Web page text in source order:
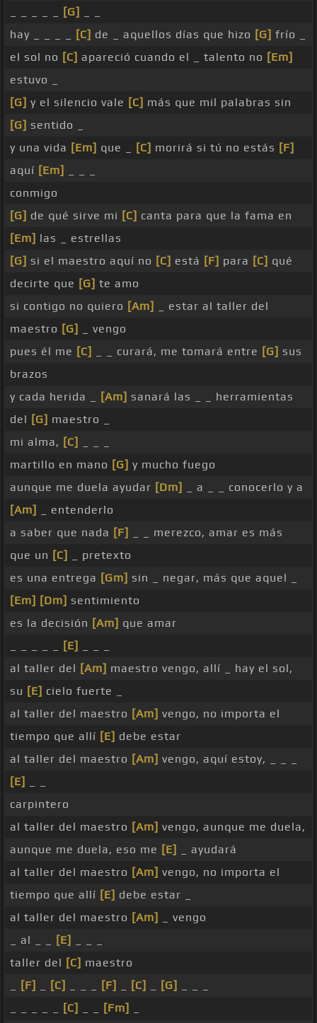
[G]
hay _ _ _ _
[C] de _ aquellos días que hizo [G] frío _
el sol no [C] apareció cuando el _ talento no [Em]
estuvo _
[G] y el silencio vale [C] más que mil palabras sin
[G] sentido _
y una vida [Em] que _ [C] morirá si tú no estás [F]
aquí [Em]
conmigo
[G] de qué sirve mi [C] canta para que la fama en
[Em] las _ estrellas
[G] si el maestro aquí no [C] está [F] para [C] qué
decirte que [G] te amo
si contigo no quiero [Am]
_ estar al taller del
maestro [G]
_ vengo
pues él me [C] _ _ curará, me tomará entre [G] sus
brazos
y cada herida _
[Am] sanará las _ _ herramientas
del [G] maestro _
mi alma, [C]
martillo en mano [G] y mucho fuego
aunque me duela ayudar [Dm]
_ a _ _ conocerlo y a
[Am]
_ entenderlo
a saber que nada [F]
_ _ merezco, amar es más
que un [C]
_ pretexto
es una entrega [Gm] sin _ negar, más que aquel _
[Em] [Dm] sentimiento
es la decisión [Am] que amar
[E]
al taller del [Am] maestro vengo, allí _ hay el sol,
su [E] cielo fuerte _
al taller del maestro [Am] vengo, no importa el
tiempo que allí [E] debe estar
al taller del maestro [Am] vengo, aquí estoy, _ _ _
[E]
carpintero
al taller del maestro [Am] vengo, aunque me duela,
aunque me duela, eso me [E]
_ ayudará
al taller del maestro [Am] vengo, no importa el
tiempo que allí [E] debe estar _
al taller del maestro [Am]
_ vengo
_ al _ _
[E]
taller del [C] maestro
[F] [C] [F] [C] [G]
[C] [Fm]